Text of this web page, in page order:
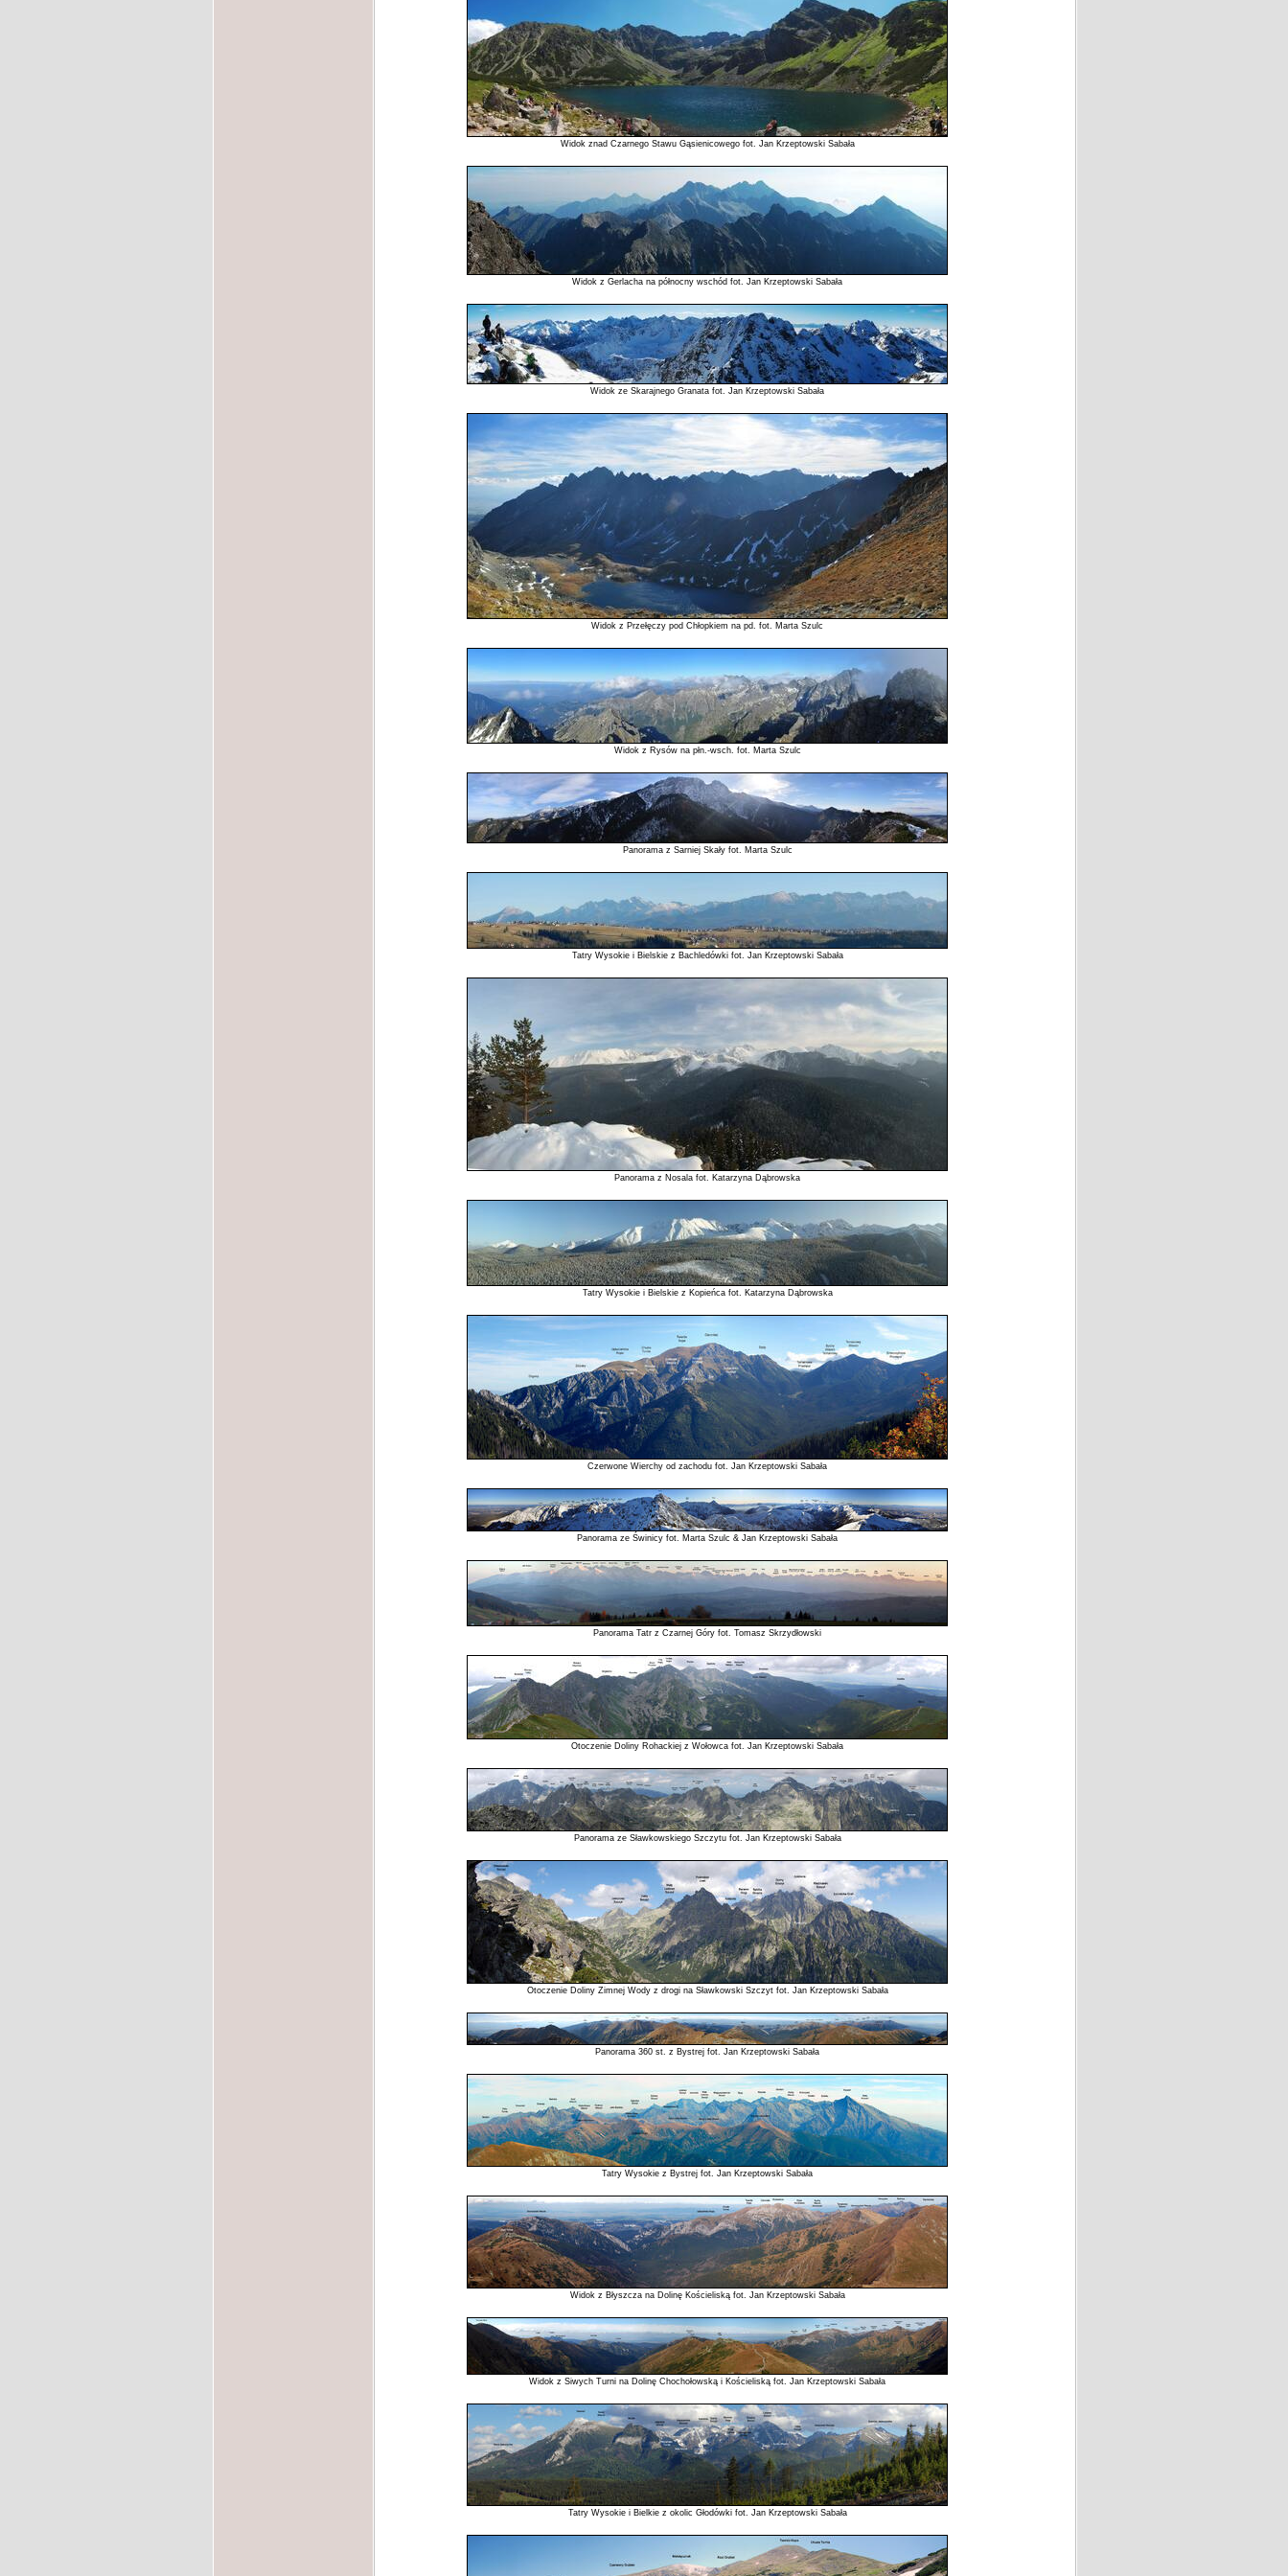
Widok znad Czarnego Stawu Gąsienicowego fot. Jan Krzeptowski Sabała
Widok z Gerlacha na północny wschód fot. Jan Krzeptowski Sabała
Widok ze Skarajnego Granata fot. Jan Krzeptowski Sabała
Widok z Przełęczy pod Chłopkiem na pd. fot. Marta Szulc
Widok z Rysów na płn.-wsch. fot. Marta Szulc
Panorama z Sarniej Skały fot. Marta Szulc
Tatry Wysokie i Bielskie z Bachledówki fot. Jan Krzeptowski Sabała
Panorama z Nosala fot. Katarzyna Dąbrowska
Tatry Wysokie i Bielskie z Kopieńca fot. Katarzyna Dąbrowska
Czerwone Wierchy od zachodu fot. Jan Krzeptowski Sabała
Panorama ze Świnicy fot. Marta Szulc & Jan Krzeptowski Sabała
Panorama Tatr z Czarnej Góry fot. Tomasz Skrzydłowski
Otoczenie Doliny Rohackiej z Wołowca fot. Jan Krzeptowski Sabała
Panorama ze Sławkowskiego Szczytu fot. Jan Krzeptowski Sabała
Otoczenie Doliny Zimnej Wody z drogi na Sławkowski Szczyt fot. Jan Krzeptowski Sabała
Panorama 360 st. z Bystrej fot. Jan Krzeptowski Sabała
Tatry Wysokie z Bystrej fot. Jan Krzeptowski Sabała
Widok z Błyszcza na Dolinę Kościeliską fot. Jan Krzeptowski Sabała
Widok z Siwych Turni na Dolinę Chochołowską i Kościeliską fot. Jan Krzeptowski Sabała
Tatry Wysokie i Bielkie z okolic Głodówki fot. Jan Krzeptowski Sabała